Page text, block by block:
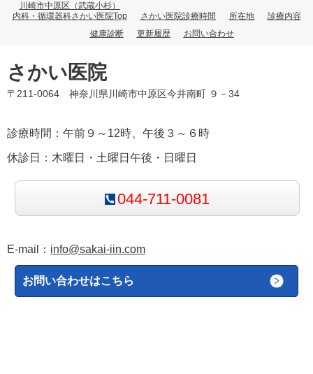
川崎市中原区（武蔵小杉）
内科・循環器科さかい医院Top
さかい医院診療時間 所在地
診療内容
健康診断
更新履歴 お問い合わせ
さかい医院
〒211-0064 神奈川県川崎市中原区今井南町 ９－34
診療時間：午前９～12時、午後３～６時
休診日：木曜日・土曜日午後・日曜日
044-711-0081
E-mail： info@sakai-iin.com
お問い合わせはこちら